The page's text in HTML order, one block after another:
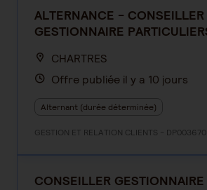
ALTERNANCE - CONSEILLER
GESTIONNAIRE
CHARTRES
Offre publiée il y a 10 jours
Alternant (durée déterminée)
GESTION ET RELATION CLIENTS - DP003670
CONSEILLER GESTIONNAIRE